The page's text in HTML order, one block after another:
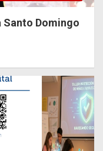
Santo Domingo